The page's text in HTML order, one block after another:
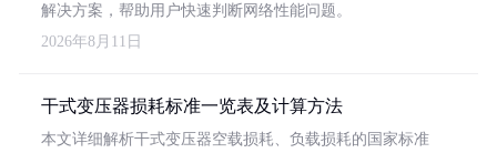
解决方案，帮助用户快速判断网络性能问题。
2026年8月11日
干式变压器损耗标准一览表及计算方法
本文详细解析干式变压器空载损耗、负载损耗的国家标准